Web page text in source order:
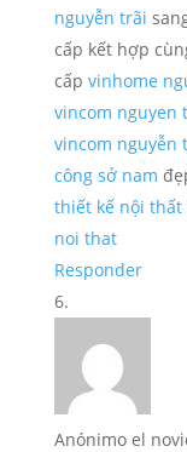
nguyễn trãi
cấp kết hợp
cấp vinhome
vincom nguyen
vincom nguyễn
công sở nam
thiết kế nội thất
noi that
Responder
Anónimo el